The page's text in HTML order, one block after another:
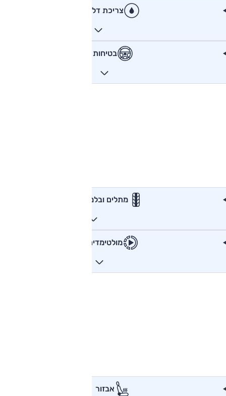
צריכת דלק
בטיחות
מתלים ובלמים
מולטימדיה
אבזור